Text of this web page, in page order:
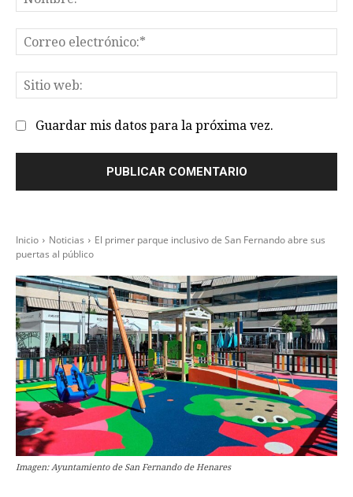
Guardar mis datos para la próxima vez.